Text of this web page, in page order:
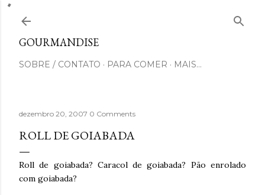
GOURMANDISE
SOBRE / CONTATO PARA COMER MAIS…
dezembro 20, 2007 0 Comments
ROLL DE GOIABADA
Roll de goiabada? Caracol de goiabada? Pão enrolado
com goiabada?